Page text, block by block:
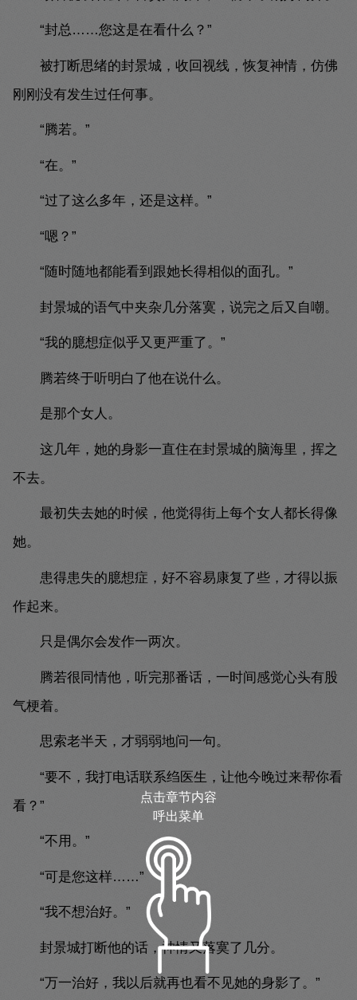
“封总……您这是在看什么？”
被打断思绪的封景城，收回视线，恢复神情，仿佛
刚刚没有发生过任何事。
“腾若。”
“在。”
“过了这么多年，还是这样。”
“嗯？”
“随时随地都能看到跟她长得相似的面孔。”
封景城的语气中夹杂几分落寞，说完之后又自嘲。
“我的臆想症似乎又更严重了。”
腾若终于听明白了他在说什么。
是那个女人。
这几年，她的身影一直住在封景城的脑海里，挥之
不去。
最初失去她的时候，他觉得街上每个女人都长得像
她。
患得患失的臆想症，好不容易康复了些，才得以振
作起来。
只是偶尔会发作一两次。
腾若很同情他，听完那番话，一时间感觉心头有股
气梗着。
思索老半天，才弱弱地问一句。
“要不，我打电话联系绉医生，让他今晚过来帮你看
看？”
“不用。”
“可是您这样……”
“我不想治好。”
封景城打断他的话，神情又落寞了几分。
“万一治好，我以后就再也看不见她的身影了。”
点击章节内容
呼出菜单